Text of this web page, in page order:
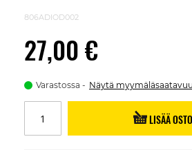
806ADIOD002
27,00 €
Varastossa Näytä
LISÄÄ